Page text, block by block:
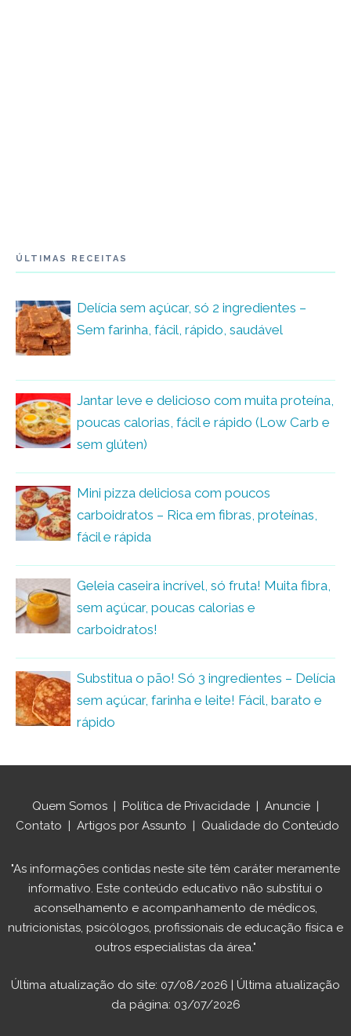
ÚLTIMAS RECEITAS
Delícia sem açúcar, só 2 ingredientes –
Sem farinha, fácil, rápido, saudável
Jantar leve e delicioso com muita proteína,
poucas calorias, fácil e rápido (Low Carb e
sem glúten)
Mini pizza deliciosa com poucos
carboidratos – Rica em fibras, proteínas,
fácil e rápida
Geleia caseira incrível, só fruta! Muita fibra,
sem açúcar, poucas calorias e
carboidratos!
Substitua o pão! Só 3 ingredientes – Delícia
sem açúcar, farinha e leite! Fácil, barato e
rápido
Quem Somos | Política de Privacidade | Anuncie |
Contato | Artigos por Assunto | Qualidade do Conteúdo
"As informações contidas neste site têm caráter meramente
informativo. Este conteúdo educativo não substitui o
aconselhamento e acompanhamento de médicos,
nutricionistas, psicólogos, profissionais de educação física e
outros especialistas da área."
Última atualização do site: 07/08/2026 | Última atualização
da página: 03/07/2026